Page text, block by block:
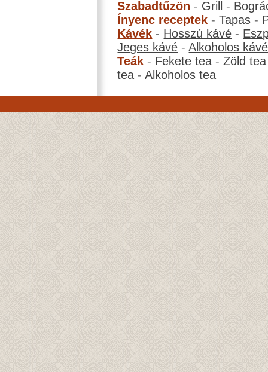
Szabadtűzön - Grill -
Ínyenc receptek -Tapas -
Kávék - Hosszú kávé -
Jeges kávé -Alkoholos kávé
Teák - Fekete tea -Zöld tea
tea -Alkoholos tea